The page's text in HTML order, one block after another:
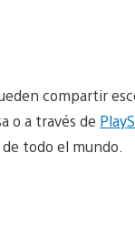
compartir
o a través de
todo el mundo.